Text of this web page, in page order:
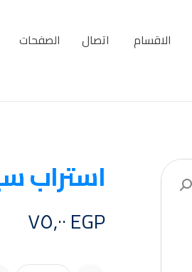
الاقسام اتصال الصفحات
استراب
EGP